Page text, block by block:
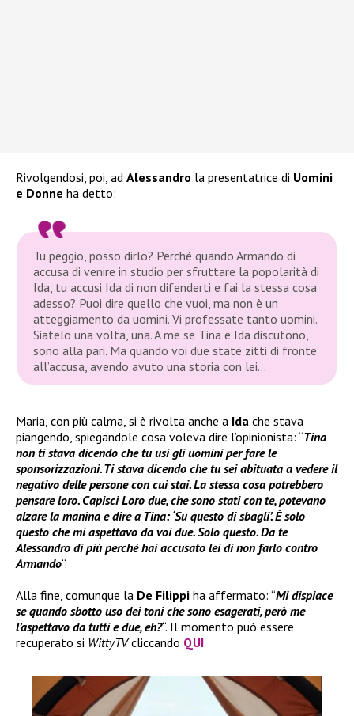
Rivolgendosi, poi, ad Alessandro la presentatrice di Uomini
e Donne ha detto:
Tu peggio, posso dirlo? Perché quando Armando di
accusa di venire in studio per sfruttare la popolarità di
Ida, tu accusi Ida di non difenderti e fai la stessa cosa
adesso? Puoi dire quello che vuoi, ma non è un
atteggiamento da uomini. Vi professate tanto uomini.
Siatelo una volta, una. A me se Tina e Ida discutono,
sono alla pari. Ma quando voi due state zitti di fronte
all’accusa, avendo avuto una storia con lei…
Maria, con più calma, si è rivolta anche a Ida che stava
piangendo, spiegandole cosa voleva dire l’opinionista: “Tina
non ti stava dicendo che tu usi gli uomini per fare le
sponsorizzazioni. Ti stava dicendo che tu sei abituata a vedere il
negativo delle persone con cui stai. La stessa cosa potrebbero
pensare loro. Capisci Loro due, che sono stati con te, potevano
alzare la manina e dire a Tina: ‘Su questo di sbagli’. È solo
questo che mi aspettavo da voi due. Solo questo. Da te
Alessandro di più perché hai accusato lei di non farlo contro
Armando“.
Alla fine, comunque la De Filippi ha affermato: “Mi dispiace
se quando sbotto uso dei toni che sono esagerati, però me
l’aspettavo da tutti e due, eh?“. Il momento può essere
recuperato si WittyTVcliccando QUI.